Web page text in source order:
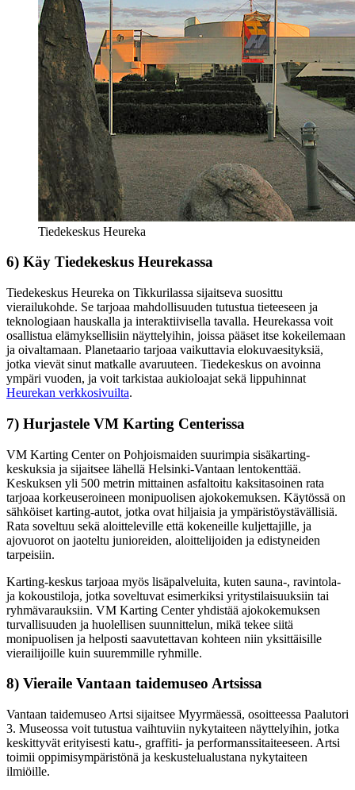
Tiedekeskus Heureka
6) Käy Tiedekeskus Heurekassa
Tiedekeskus Heureka on Tikkurilassa sijaitseva suosittu
vierailukohde. Se tarjoaa mahdollisuuden tutustua tieteeseen ja
teknologiaan hauskalla ja interaktiivisella tavalla. Heurekassa voit
osallistua elämyksellisiin näyttelyihin, joissa pääset itse kokeilemaan
ja oivaltamaan. Planetaario tarjoaa vaikuttavia elokuvaesityksiä,
jotka vievät sinut matkalle avaruuteen. Tiedekeskus on avoinna
ympäri vuoden, ja voit tarkistaa aukioloajat sekä lippuhinnat
Heurekan verkkosivuilta.
7) Hurjastele VM Karting Centerissa
VM Karting Center on Pohjoismaiden suurimpia sisäkarting-
keskuksia ja sijaitsee lähellä Helsinki-Vantaan lentokenttää.
Keskuksen yli 500 metrin mittainen asfaltoitu kaksitasoinen rata
tarjoaa korkeuseroineen monipuolisen ajokokemuksen. Käytössä on
sähköiset karting-autot, jotka ovat hiljaisia ja ympäristöystävällisiä.
Rata soveltuu sekä aloitteleville että kokeneille kuljettajille, ja
ajovuorot on jaoteltu junioreiden, aloittelijoiden ja edistyneiden
tarpeisiin.
Karting-keskus tarjoaa myös lisäpalveluita, kuten sauna-, ravintola-
ja kokoustiloja, jotka soveltuvat esimerkiksi yritystilaisuuksiin tai
ryhmävarauksiin. VM Karting Center yhdistää ajokokemuksen
turvallisuuden ja huolellisen suunnittelun, mikä tekee siitä
monipuolisen ja helposti saavutettavan kohteen niin yksittäisille
vierailijoille kuin suuremmille ryhmille.
8) Vieraile Vantaan taidemuseo Artsissa
Vantaan taidemuseo Artsi sijaitsee Myyrmäessä, osoitteessa Paalutori
3. Museossa voit tutustua vaihtuviin nykytaiteen näyttelyihin, jotka
keskittyvät erityisesti katu-, graffiti- ja performanssitaiteeseen. Artsi
toimii oppimisympäristönä ja keskustelualustana nykytaiteen
ilmiöille.